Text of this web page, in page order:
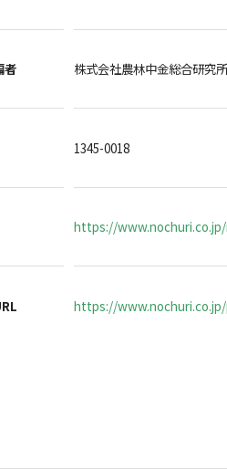
者 株式会社農林中金総合研究
1345-0018
https://
https://